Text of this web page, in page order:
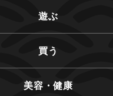
遊ぶ
買う
美容・健康